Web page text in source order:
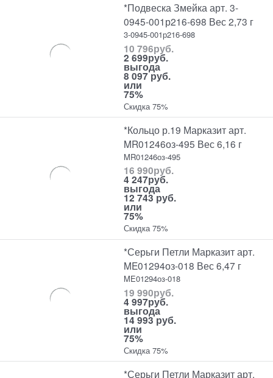
*Подвеска Змейка арт. 3-
0945-001р216-698 Вес 2,73 г
3-0945-001р216-698
10 796руб.
2 699руб.
выгода
8 097 руб.
или
75%
Скидка 75%
*Кольцо р.19 Марказит арт.
MR01246оз-495 Вес 6,16 г
MR01246оз-495
16 990руб.
4 247руб.
выгода
12 743 руб.
или
75%
Скидка 75%
*Серьги Петли Марказит арт.
ME01294оз-018 Вес 6,47 г
ME01294оз-018
19 990руб.
4 997руб.
выгода
14 993 руб.
или
75%
Скидка 75%
*Серьги Петли Марказит арт.